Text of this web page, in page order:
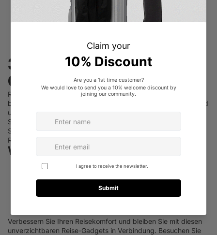
Hohe Kapazität:
Laden Sie Ihre Geräte mehrmals auf.
Mehrere Anschlüsse:
Laden Sie mehr als ein Gerät
3. Kopfhörer mit
Geräuschunterdrückung
Reisen kann laut sein, insbesondere auf Flügen oder in
belebten Terminals. Kopfhörer mit Geräuschunterdrückung sind
unverzichtbar, um eine ruhige Umgebung zu schaffen, in der
Sie sich entspannen oder ohne Ablenkungen arbeiten können.
Sie sind ein unverzichtbarer Reisebegleiter für alle, die ihre
Reise in Ruhe genießen möchten.
Wichtigste Merkmale:
Geräuschreduzierung:Blockt Umgebungsgeräusche.
Bequeme Passform:Kann über lange Zeiträume ohne
Beschwerden getragen werden.
Hochwertiger Klang:Genießen Sie Ihre Musik und
Verbessern Sie Ihren Reisekomfort und bleiben Sie mit diesen
unverzichtbaren Reise-Gadgets in Verbindung. Besuchen Sie